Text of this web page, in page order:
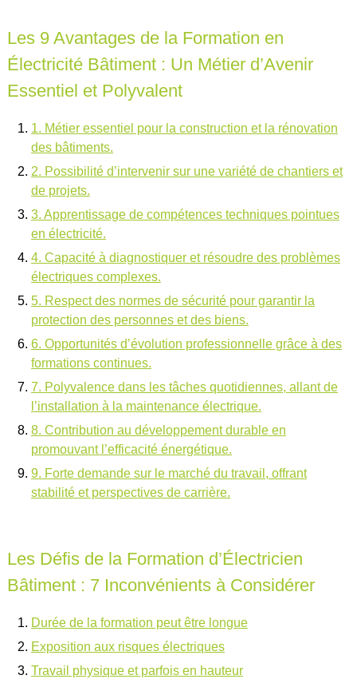
Les 9 Avantages de la Formation en
Électricité Bâtiment : Un Métier d’Avenir
Essentiel et Polyvalent
1. Métier essentiel pour la construction et la rénovation
des bâtiments.
2. Possibilité d’intervenir sur une variété de chantiers et
de projets.
3. Apprentissage de compétences techniques pointues
en électricité.
4. Capacité à diagnostiquer et résoudre des problèmes
électriques complexes.
5. Respect des normes de sécurité pour garantir la
protection des personnes et des biens.
6. Opportunités d’évolution professionnelle grâce à des
formations continues.
7. Polyvalence dans les tâches quotidiennes, allant de
l’installation à la maintenance électrique.
8. Contribution au développement durable en
promouvant l’efficacité énergétique.
9. Forte demande sur le marché du travail, offrant
stabilité et perspectives de carrière.
Les Défis de la Formation d’Électricien
Bâtiment : 7 Inconvénients à Considérer
Durée de la formation peut être longue
Exposition aux risques électriques
Travail physique et parfois en hauteur